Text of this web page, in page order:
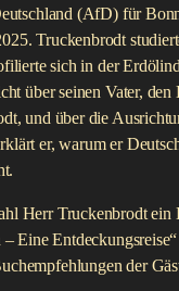
(AfD) für
Truckenbrodt
sich in der
über seinen Vater,
und über die
er, warum er
Herr Truckenbrodt
Eine
der